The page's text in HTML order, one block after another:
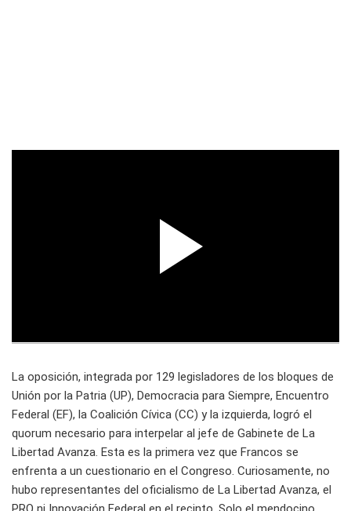
La oposición, integrada por 129 legisladores de los bloques de
Unión por la Patria (UP), Democracia para Siempre, Encuentro
Federal (EF), la Coalición Cívica (CC) y la izquierda, logró el
quorum necesario para interpelar al jefe de Gabinete de La
Libertad Avanza. Esta es la primera vez que Francos se
enfrenta a un cuestionario en el Congreso. Curiosamente, no
hubo representantes del oficialismo de La Libertad Avanza, el